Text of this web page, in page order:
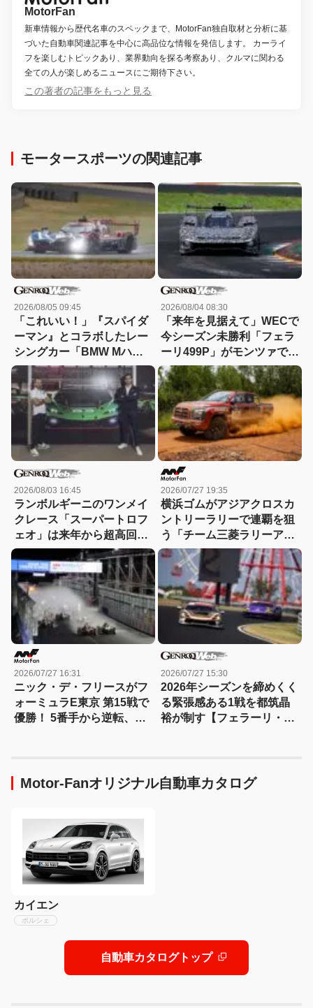
MotorFan
新車情報から歴代名車のスペックまで、MotorFan独自取材と分析に基
づいた自動車関連記事を中心に高品位な情報を発信します。 カーライ
フを楽しむトピックあり、業界動向を探る考察あり、クルマに関わる
全ての人が楽しめるニュースにご期待下さい。
この著者の記事をもっと見る
モータースポーツの関連記事
2026/08/05 09:45
「これいい！」『スパイダ
ーマン』とコラボしたレー
シングカー「BMW Mハイ
ブリッドV8」が登場【動
画】
2026/08/04 08:30
「来年を見据えて」WECで
今シーズン未勝利「フェラ
ーリ499P」がモンツァで改
良型のテストを実施
2026/08/03 16:45
ランボルギーニのワンメイ
クレース「スーパートロフ
ェオ」は来年から超高回転
エンジンの「テメラリオ」
で
2026/07/27 19:35
横浜ゴムがアジアクロスカ
ントリーラリーで連覇を狙
う「チーム三菱ラリーアー
ト」など12チームに「ジオ
ランダー」を供給
2026/07/27 16:31
ニック・デ・フリースがフ
ォーミュラE東京 第15戦で
優勝！ 5番手から逆転、タ
2026/07/27 15:30
2026年シーズンを締めくく
る緊張感ある1戦を都筑晶
裕が制す【フェラーリ・チ
Motor-Fanオリジナル自動車カタログ
カイエン
ポルシェ
自動車カタログトップ